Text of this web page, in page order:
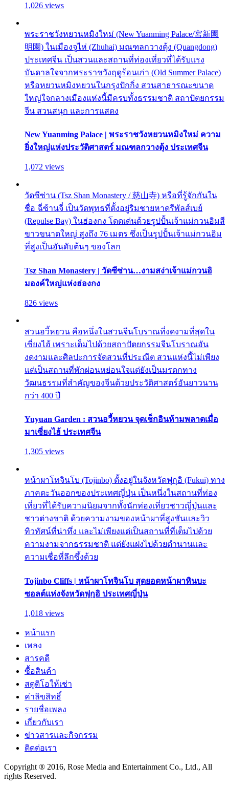
1,026 views
พระราชวังหยวนหมิงใหม่ (New Yuanming Palace/宮新園
明園) ในเมืองจูไห่ (Zhuhai) มณฑลกวางตุ้ง (Quangdong)
ประเทศจีน เป็นสวนและสถานที่ท่องเที่ยวที่ได้รับแรง
บันดาลใจจากพระราชวังฤดูร้อนเก่า (Old Summer Palace)
หรือหยวนหมิงหยวนในกรุงปักกิ่ง สวนสาธารณะขนาด
ใหญ่ใจกลางเมืองแห่งนี้มีครบทั้งธรรมชาติ สถาปัตยกรรม
จีน สวนสนุก และการแสดง
New Yuanming Palace | พระราชวังหยวนหมิงใหม่ ความ
ยิ่งใหญ่แห่งประวัติศาสตร์ มณฑลกวางตุ้ง ประเทศจีน
1,072 views
วัดซีซ่าน (Tsz Shan Monastery / 慈山寺) หรือที่รู้จักกันใน
ชื่อ ฉี่ซ้านจี๋ เป็นวัดพุทธที่ตั้งอยู่ริมชายหาดรีพัลส์เบย์
(Repulse Bay) ในฮ่องกง โดดเด่นด้วยรูปปั้นเจ้าแม่กวนอิมสี
ขาวขนาดใหญ่ สูงถึง 76 เมตร ซึ่งเป็นรูปปั้นเจ้าแม่กวนอิม
ที่สูงเป็นอันดับต้นๆ ของโลก
Tsz Shan Monastery | วัดซีซ่าน…งามสง่าเจ้าแม่กวนอิ
มองค์ใหญ่แห่งฮ่องกง
826 views
สวนอวี้หยวน คือหนึ่งในสวนจีนโบราณที่งดงามที่สุดใน
เซี่ยงไฮ้ เพราะเต็มไปด้วยสถาปัตยกรรมจีนโบราณอัน
งดงามและศิลปะการจัดสวนที่ประณีต สวนแห่งนี้ไม่เพียง
แต่เป็นสถานที่พักผ่อนหย่อนใจแต่ยังเป็นมรดกทาง
วัฒนธรรมที่สำคัญของจีนด้วยประวัติศาสตร์อันยาวนาน
กว่า 400 ปี
Yuyuan Garden : สวนอวี้หยวน จุดเช็กอินห้ามพลาดเมื่อ
มาเซี่ยงไฮ้ ประเทศจีน
1,305 views
หน้าผาโทจินโบ (Tojinbo) ตั้งอยู่ในจังหวัดฟุกุอิ (Fukui) ทาง
ภาคตะวันออกของประเทศญี่ปุ่น เป็นหนึ่งในสถานที่ท่อง
เที่ยวที่ได้รับความนิยมจากทั้งนักท่องเที่ยวชาวญี่ปุ่นและ
ชาวต่างชาติ ด้วยความงามของหน้าผาที่สูงชันและวิว
ทิวทัศน์ที่น่าทึ่ง และไม่เพียงแต่เป็นสถานที่ที่เต็มไปด้วย
ความงามจากธรรมชาติ แต่ยังแฝงไปด้วยตำนานและ
ความเชื่อที่ลึกซึ้งด้วย
Tojinbo Cliffs | หน้าผาโทจินโบ สุดยอดหน้าผาหินบะ
ซอลต์แห่งจังหวัดฟุกุอิ ประเทศญี่ปุ่น
1,018 views
หน้าแรก
เพลง
สารคดี
ซื้อสินค้า
สตูดิโอให้เช่า
ค่าลิขสิทธิ์
รายชื่อเพลง
เกี่ยวกับเรา
ข่าวสารและกิจกรรม
ติดต่อเรา
Copyright ® 2016, Rose Media and Entertainment Co., Ltd., All
rights Reserved.